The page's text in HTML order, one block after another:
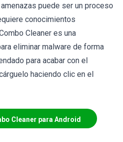
puede ser un proceso
conocimientos
Cleaner es una
eliminar malware de forma
para acabar con el
haciendo clic en el
Cleaner para Android